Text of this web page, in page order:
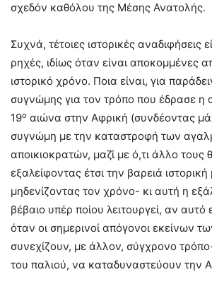
σχεδόν καθόλου της Μέσης Ανατολής.
Συχνά, τέτοιες ιστορικές αναδιφήσεις
ρηχές, ιδίως όταν είναι αποκομμένες
ιστορικό χρόνο. Ποια είναι, για
συγνώμης για τον τρόπο που έδρασε η
19ο αιώνα στην Αφρική (συνδέοντας
συγνώμη με την καταστροφή των
αποικιοκρατών, μαζί με ό,τι άλλο τους
εξαλείφοντας έτσι την βαρειά
μηδενίζοντας τον χρόνο- κι αυτή η
βέβαιο υπέρ ποίου λειτουργεί, αν αυτό
όταν οι σημερινοί απόγονοι εκείνων
συνεχίζουν, με άλλον, σύγχρονο
του παλιού, να καταδυναστεύουν την